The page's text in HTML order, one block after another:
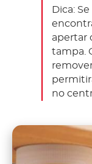
Dica:
apertar
tampa.
no